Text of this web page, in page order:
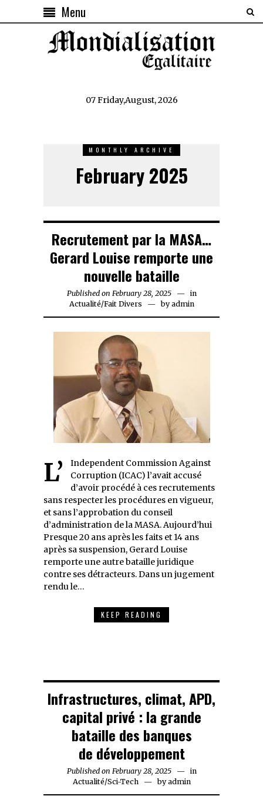
Menu
07 Friday,August, 2026
MONTHLY ARCHIVE
February 2025
Recrutement par la MASA…
Gerard Louise remporte une
nouvelle bataille
Published on February 28, 2025February
28,
in
Actualité/Fait Divers byadmin
L’Independent Commission Against
Corruption (ICAC) l’avait accusé
d’avoir procédé à ces recrutements
sans respecter les procédures en vigueur,
et sans l’approbation du conseil
d’administration de la MASA. Aujourd’hui
Presque 20 ans après les faits et 14 ans
après sa suspension, Gerard Louise
remporte une autre bataille juridique
contre ses détracteurs. Dans un jugement
rendu le…
KEEP READING
Infrastructures, climat, APD,
capital privé : la grande
bataille des banques
de développement
Published on February 28, 2025February
28,
in
Actualité/Sci-Tech byadmin